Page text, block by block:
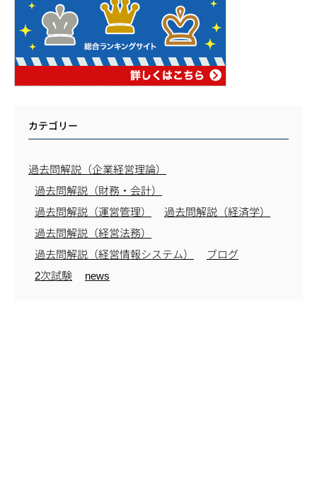
カテゴリー
過去問解説（企業経営理論）
過去問解説（財務・会計）
過去問解説（運営管理）
過去問解説（経済学）
過去問解説（経営法務）
過去問解説（経営情報システム）
ブログ
2次試験
news